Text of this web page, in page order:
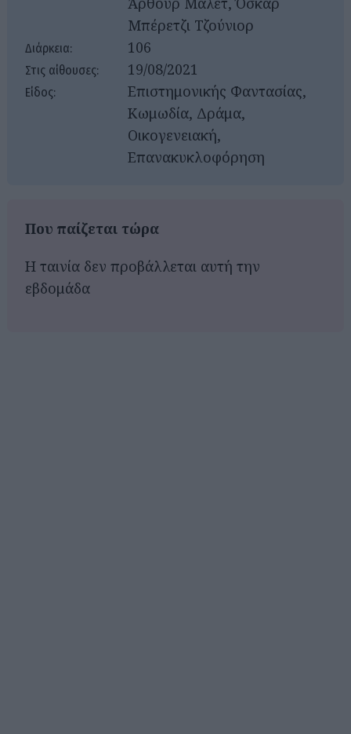
Μπέρετζι Τζούνιορ
Διάρκεια: 106
Στις αίθουσες: 19/08/2021
Είδος:
Επιστημονικής Φαντασίας,
Κωμωδία, Δράμα,
Οικογενειακή,
Επανακυκλοφόρηση
Που παίζεται τώρα
Η ταινία δεν προβάλλεται αυτή την
εβδομάδα